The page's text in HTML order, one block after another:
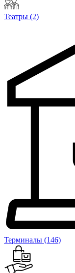
Театры (2)
Терминалы (146)